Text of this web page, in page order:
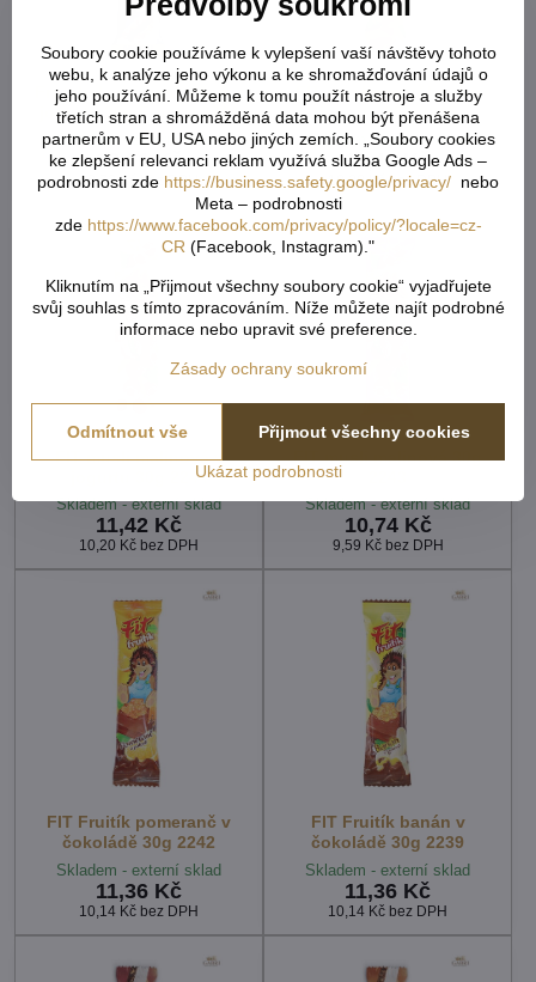
Frutabela original višeň v
jogurtu 30g Fructal 2716
Skladem - externí sklad
12,01 Kč
10,72 Kčbez DPH
FIT musli meruňková v
jogurtu 35g 2245
Skladem - externí sklad
11,42 Kč
10,20 Kčbez DPH
FIT musli malinová v
jogurtu 30g 2244
Skladem - externí sklad
11,42 Kč
10,20 Kč bez DPH
FIT musli malinová 30g
Skladem - externí sklad
10,74 Kč
9,59 Kč bez DPH
FIT Fruitík pomeranč v
čokoládě 30g 2242
Skladem - externí sklad
11,36 Kč
10,14 Kč bez DPH
FIT Fruitík banán v
čokoládě 30g 2239
Skladem - externí sklad
11,36 Kč
10,14 Kč bez DPH
Soubory cookie používáme k vylepšení vaší návštěvy tohoto
webu, k analýze jeho výkonu a ke shromažďování údajů o
jeho používání. Můžeme k tomu použít nástroje a služby
třetích stran a shromážděná data mohou být přenášena
partnerům v EU, USA nebo jiných zemích. „Soubory cookies
ke zlepšení relevanci reklam využívá služba Google Ads –
podrobnosti zde https://business.safety.google/privacy/ nebo
Meta – podrobnosti
zde https://www.facebook.com/privacy/policy/?locale=cz-
CR (Facebook, Instagram)."
Kliknutím na „Přijmout všechny soubory cookie“ vyjadřujete
svůj souhlas s tímto zpracováním. Níže můžete najít podrobné
informace nebo upravit své preference.
Zásady ochrany soukromí
Ukázat podrobnosti
Přijmout všechny cookies
Odmítnout vše